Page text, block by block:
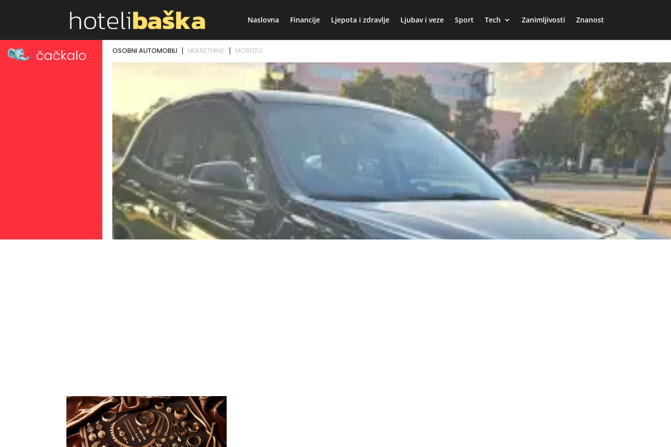
Naslovna Financije Ljepota i zdravlje Ljubav i veze Sport Tech Zanimljivosti Znanost